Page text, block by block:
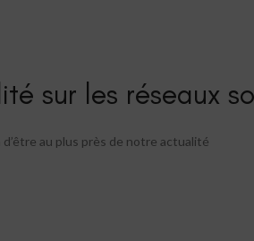
sur les réseaux
au plus près de notre actualité